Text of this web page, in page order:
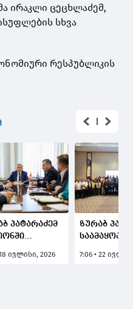
ირაკლი ცეცხლაძემ,
სხვა
რესპუბლიკის
პატარაძემ
18 ივლისი, 2026
ზურაბ
საამაყოა,
ეროვნული
7:06 • 22